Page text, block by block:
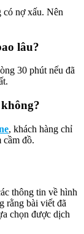
nợ xấu. Nên
lâu?
30 phút nếu đã
, khách hàng chỉ
cầm đồ.
thông tin về hình
rằng bài viết đã
chọn được dịch